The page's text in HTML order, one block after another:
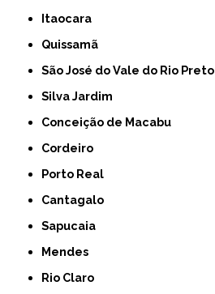
Itaocara
Quissamã
São José do Vale do Rio Preto
Silva Jardim
Conceição de Macabu
Cordeiro
Porto Real
Cantagalo
Sapucaia
Mendes
Rio Claro